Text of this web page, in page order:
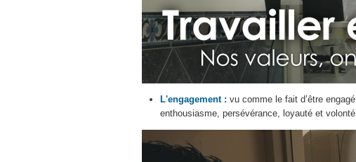
L'engagement : vu comme le fait d’être
enthousiasme, persévérance, loyauté et